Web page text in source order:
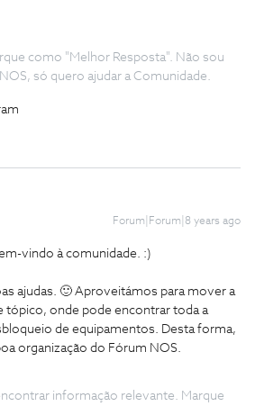
como "Melhor Resposta". Não sou
só quero ajudar a Comunidade.
Forum|Forum|8 years ago
vindo à comunidade. :)
ajudas. 🙂 Aproveitámos para mover a
tópico, onde pode encontrar toda a
de equipamentos. Desta forma,
organização do Fórum NOS.
informação relevante. Marque